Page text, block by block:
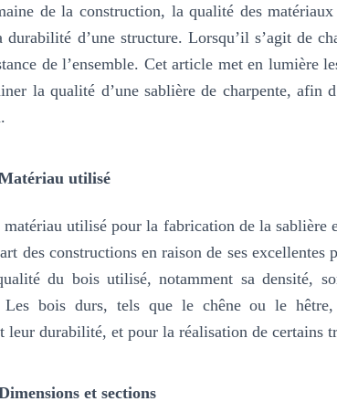
de la construction, la qualité des
d’une structure. Lorsqu’il s’agit de
de l’ensemble. Cet article met en lumière
la qualité d’une sablière de charpente, afin
utilisé
utilisé pour la fabrication de la sablière
des constructions en raison de ses
du bois utilisé, notamment sa densité,
Les bois durs, tels que le chêne ou le
leur durabilité, et pour la réalisation de certains
et sections